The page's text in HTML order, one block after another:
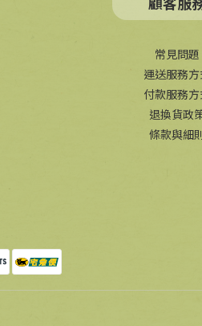
常見問題
運送服務
付款服務
退換貨政
條款與細